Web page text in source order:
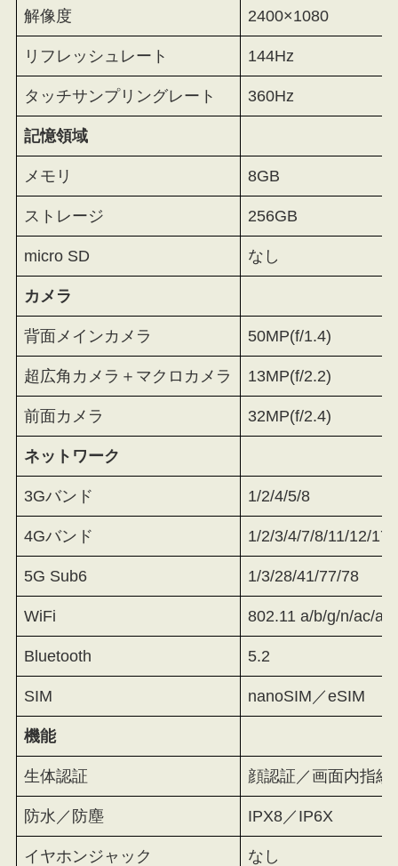
解像度 2400×1080
リフレッシュレート 144Hz
タッチサンプリングレート 360Hz
記憶領域
メモリ 8GB
ストレージ 256GB
micro SD なし
カメラ
背面メインカメラ 50MP(f/1.4)
超広角カメラ＋マクロカメラ 13MP(f/2.2)
前面カメラ 32MP(f/2.4)
ネットワーク
3Gバンド 1/2/4/5/8
4Gバンド 1/2/3/4/7/8/11/12/
5G Sub6 1/3/28/41/77/78
WiFi 802.11 a/b/g/n/ac/ax
Bluetooth 5.2
SIM nanoSIM／eSIM
機能
生体認証 顔認証／画面内指紋
防水／防塵 IPX8／IP6X
イヤホンジャック なし